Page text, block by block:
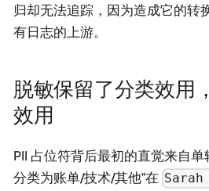
归却无法追踪，因为造成它的转
有日志的上游。
脱敏保留了分类效用
效用
PII 占位符背后最初的直觉来自
分类为账单/技术/其他"在 Sarah